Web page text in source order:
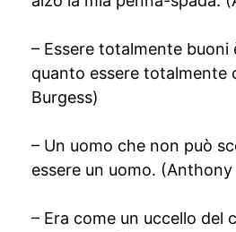
– Essere totalmente buoni
quanto essere totalmente
Burgess)
– Un uomo che non può
essere un uomo. (Anthony
– Era come un uccello del